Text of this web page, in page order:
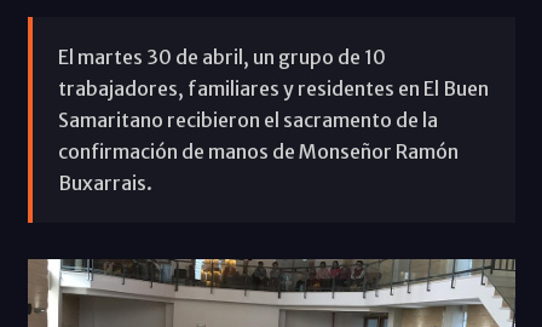
El martes 30 de abril, un grupo de 10
trabajadores, familiares y residentes en El Buen
Samaritano recibieron el sacramento de la
confirmación de manos de Monseñor Ramón
Buxarrais.